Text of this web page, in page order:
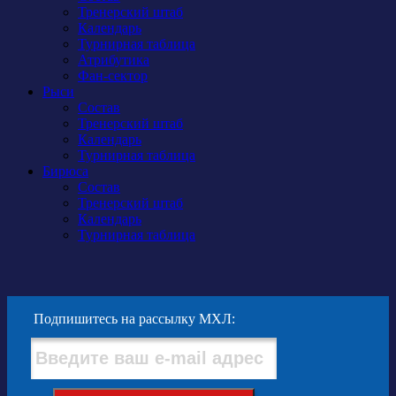
Тренерский штаб
Календарь
Турнирная таблица
Атрибутика
Фан-сектор
Рыси
Состав
Тренерский штаб
Календарь
Турнирная таблица
Бирюса
Состав
Тренерский штаб
Календарь
Турнирная таблица
Подпишитесь на рассылку МХЛ: